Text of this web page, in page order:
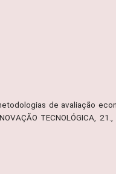
de avaliação
TECNOLÓGICA,